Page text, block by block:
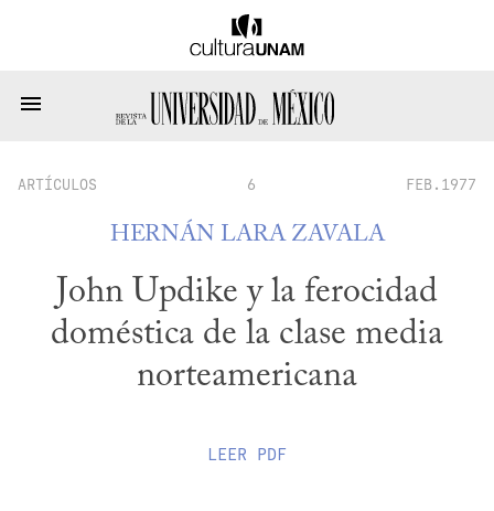
ARTÍCULOS 6 FEB.1977
HERNÁN LARA ZAVALA
John Updike y la ferocidad
doméstica de la clase media
norteamericana
LEER PDF